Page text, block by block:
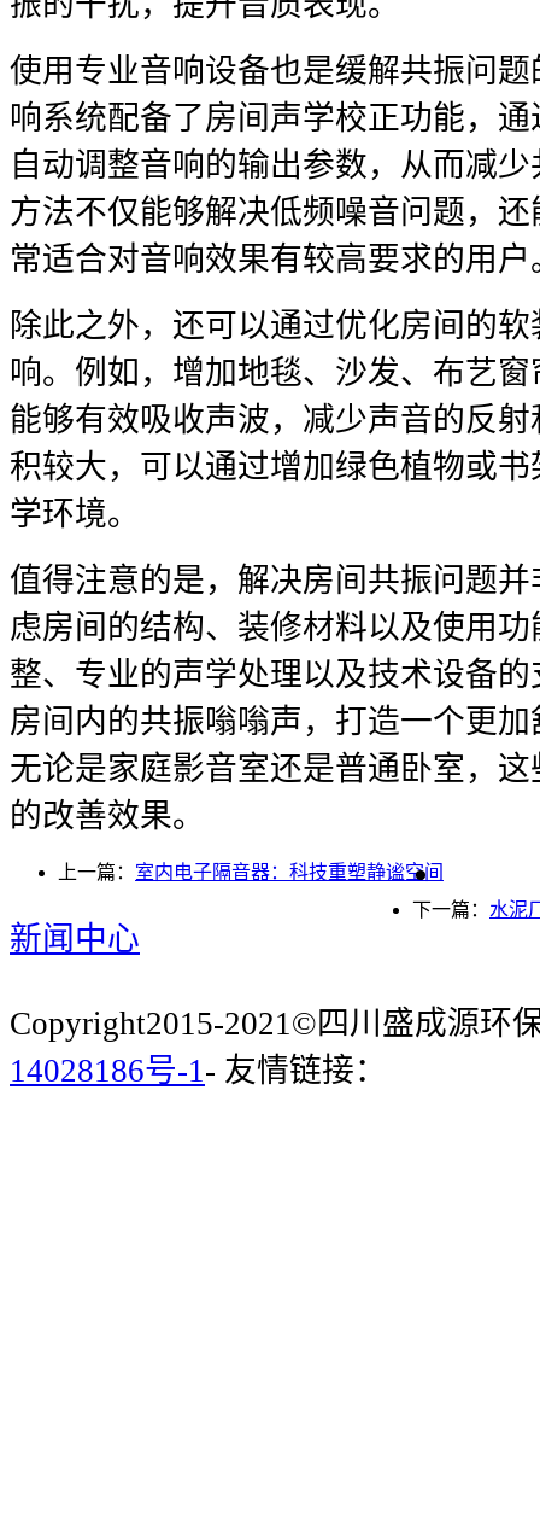
使用专业音响设备也是缓解共振问
响系统配备了房间声学校正功能，
自动调整音响的输出参数，从而减
方法不仅能够解决低频噪音问题，
常适合对音响效果有较高要求的用户
除此之外，还可以通过优化房间的
响。例如，增加地毯、沙发、布艺
能够有效吸收声波，减少声音的反
积较大，可以通过增加绿色植物或
学环境。
值得注意的是，解决房间共振问题
虑房间的结构、装修材料以及使用
整、专业的声学处理以及技术设备
房间内的共振嗡嗡声，打造一个更
无论是家庭影音室还是普通卧室，
的改善效果。
上一篇： 室内电子隔音器：科技重塑静谧空间
下一篇： 水泥
新闻中心
Copyright2015-2021©四川盛成源环
14028186号-1 - 友情链接：